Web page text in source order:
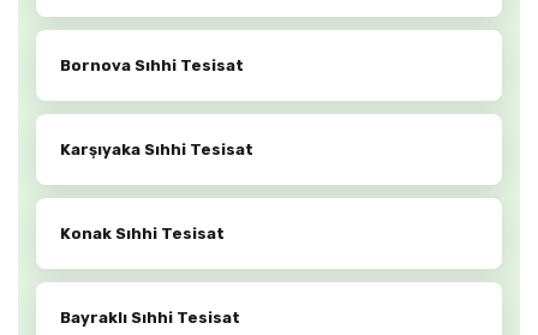
Bornova Sıhhi Tesisat
Karşıyaka Sıhhi Tesisat
Konak Sıhhi Tesisat
Bayraklı Sıhhi Tesisat